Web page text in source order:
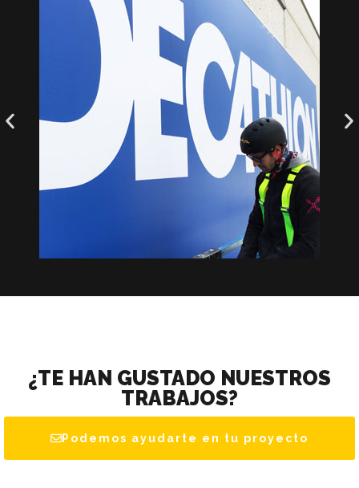
¿TE HAN GUSTADO NUESTROS
TRABAJOS?
Podemos ayudarte en tu proyecto